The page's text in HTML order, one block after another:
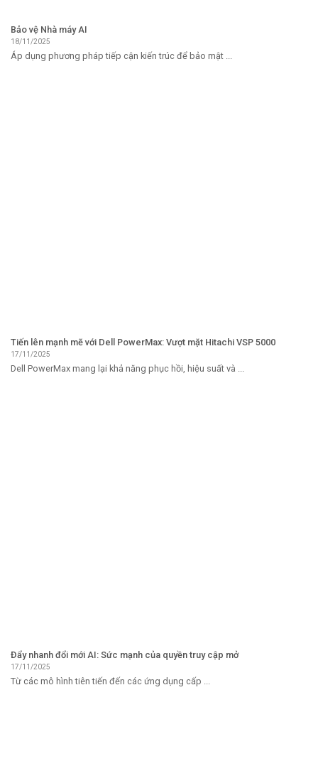
Bảo vệ Nhà máy AI
18/11/2025
Áp dụng phương pháp tiếp cận kiến ​​trúc để bảo mật ...
Tiến lên mạnh mẽ với Dell PowerMax: Vượt mặt Hitachi VSP 5000
17/11/2025
Dell PowerMax mang lại khả năng phục hồi, hiệu suất và ...
Đẩy nhanh đổi mới AI: Sức mạnh của quyền truy cập mở
17/11/2025
Từ các mô hình tiên tiến đến các ứng dụng cấp ...